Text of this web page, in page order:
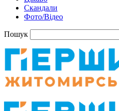
Скандали
Фото/Відео
Пошук